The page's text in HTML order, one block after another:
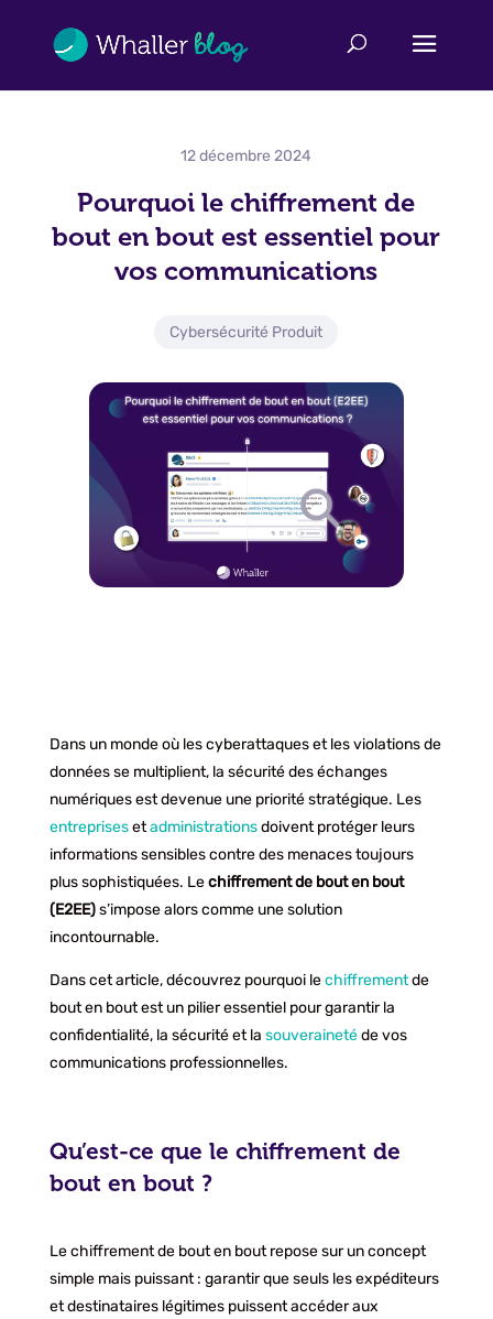
12 décembre 2024
Pourquoi le chiffrement de
bout en bout est essentiel pour
vos communications
Cybersécurité Produit
Dans un monde où les cyberattaques et les violations de
données se multiplient, la sécurité des échanges
numériques est devenue une priorité stratégique. Les
entreprisesetadministrationsdoivent protéger leurs
informations sensibles contre des menaces toujours
plus sophistiquées. Lechiffrement de bout en bout
(E2EE)s’impose alors comme une solution
incontournable.
Dans cet article, découvrez pourquoi lechiffrementde
bout en bout est un pilier essentiel pour garantir la
confidentialité, la sécurité et la souverainetéde vos
communications professionnelles.
Qu’est-ce que le chiffrement de
bout en bout ?
Le chiffrement de bout en bout repose sur un concept
simple mais puissant : garantir que seuls les expéditeurs
et destinataires légitimes puissent accéder aux